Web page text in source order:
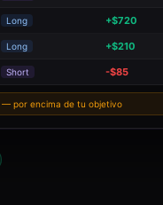
Long +$720
Long +$210
Short -$85
— por encima de tu objetivo